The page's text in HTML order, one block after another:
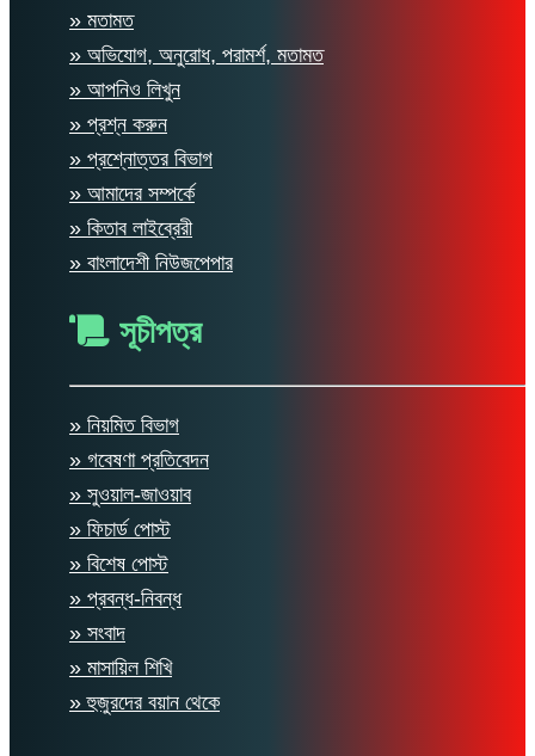
» মতামত
» অভিযোগ, অনুরোধ, পরামর্শ, মতামত
» আপনিও লিখুন
» প্রশ্ন করুন
» প্রশ্নোত্তর বিভাগ
» আমাদের সম্পর্কে
» কিতাব লাইব্রেরী
» বাংলাদেশী নিউজপেপার
সূচীপত্র
» নিয়মিত বিভাগ
» গবেষণা প্রতিবেদন
» সুওয়াল-জাওয়াব
» ফিচার্ড পোস্ট
» বিশেষ পোস্ট
» প্রবন্ধ-নিবন্ধ
» সংবাদ
» মাসায়িল শিখি
» হুজুরদের বয়ান থেকে